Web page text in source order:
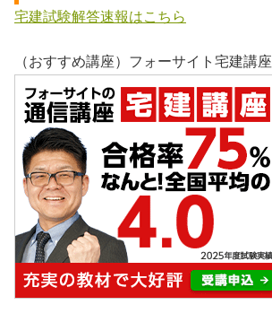
宅建試験解答速報はこちら
（おすすめ講座）フォーサイト宅建講座